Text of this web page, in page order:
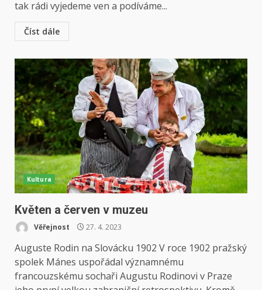
tak rádi vyjedeme ven a podíváme...
Číst dále
Kultura
Květen a červen v muzeu
Věřejnost 27. 4. 2023
Auguste Rodin na Slovácku 1902 V roce 1902 pražský
spolek Mánes uspořádal významnému
francouzskému sochaři Augustu Rodinovi v Praze